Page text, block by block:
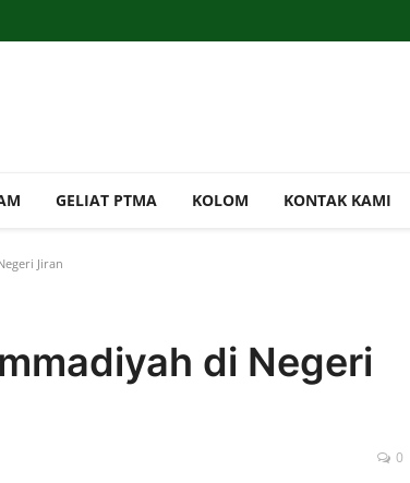
GELIAT PTMA KOLOM KONTAK KAMI
Jiran
di Negeri
0